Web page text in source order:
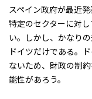
スペイン政府が最近
特定のセクターに対
い。しかし、かなり
ドイツだけである。
ないため、財政の制
能性があろう。